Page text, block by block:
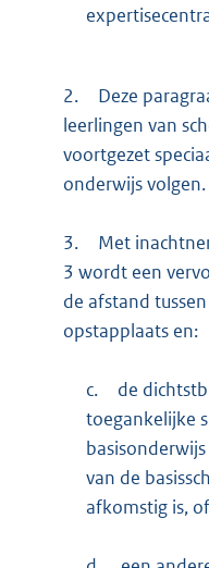
2.
Deze
leerlingen van
voortgezet
onderwijs volgen.
3.
Met
3 wordt een
de afstand
opstapplaats en:
c.
de
toegankelijke
van de
afkomstig is, of